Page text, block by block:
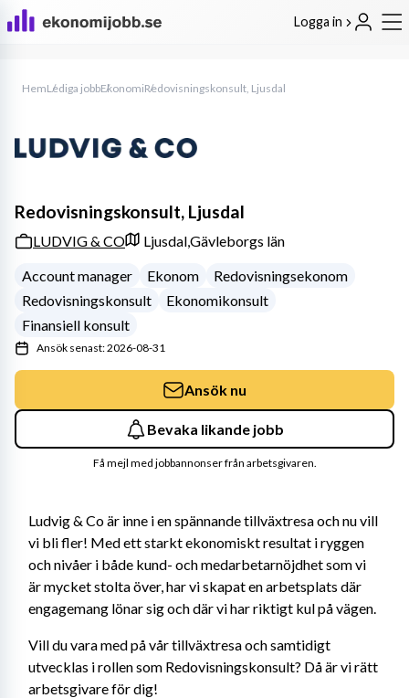
Logga in
HemLediga jobbEkonomiRedovisningskonsult, Ljusdal
Ludvig & Co är inne i en spännande tillväxtresa och nu vill
vi bli fler! Med ett starkt ekonomiskt resultat i ryggen
och nivåer i både kund- och medarbetarnöjdhet som vi
är mycket stolta över, har vi skapat en arbetsplats där
engagemang lönar sig och där vi har riktigt kul på vägen.
Vill du vara med på vår tillväxtresa och samtidigt
utvecklas i rollen som Redovisningskonsult? Då är vi rätt
arbetsgivare för dig!
Redovisningskonsult, Ljusdal
LUDVIG & CO Ljusdal,Gävleborgs län
Account manager
Ekonom
Redovisningsekonom
Redovisningskonsult
Ekonomikonsult
Finansiell konsult
Ansök senast: 2026-08-31
Ansök nu
Bevaka likande jobb
Få mejl med jobbannonser från arbetsgivaren.